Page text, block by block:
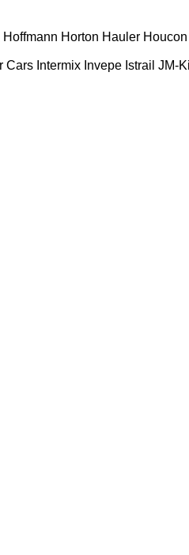
Hoffmann Horton Hauler Houcon
Cars Intermix Invepe Istrail JM-